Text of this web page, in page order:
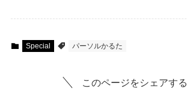
Special パーソルかるた
このページをシェアする